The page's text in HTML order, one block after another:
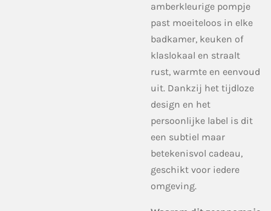
amberkleurige pompje
past moeiteloos in elke
badkamer, keuken of
klaslokaal en straalt
rust, warmte en eenvoud
uit. Dankzij het tijdloze
design en het
persoonlijke label is dit
een subtiel maar
betekenisvol cadeau,
geschikt voor iedere
omgeving.